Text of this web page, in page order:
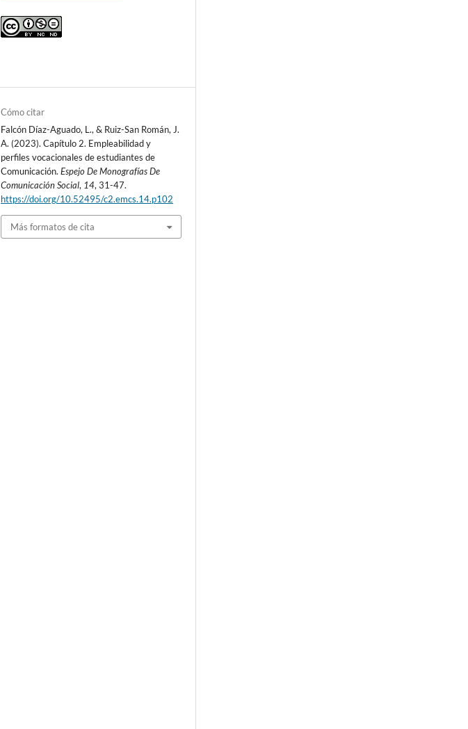
Cómo citar
Falcón Díaz-Aguado, L., & Ruiz-San Román, J.
A. (2023). Capítulo 2. Empleabilidad y
perfiles vocacionales de estudiantes de
Comunicación.Espejo De Monografías De
Comunicación Social, 14, 31-47.
https://doi.org/10.52495/c2.emcs.14.p102
Más formatos de cita